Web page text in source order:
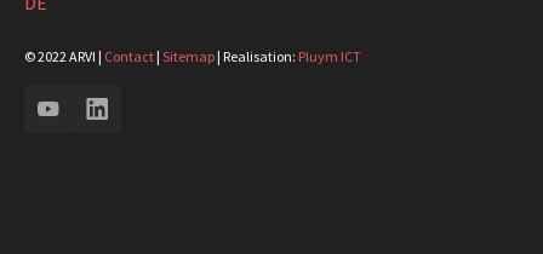
© 2022 ARVI | Contact | Sitemap | Realisation: Pluym ICT
YouTubeLinkedIn